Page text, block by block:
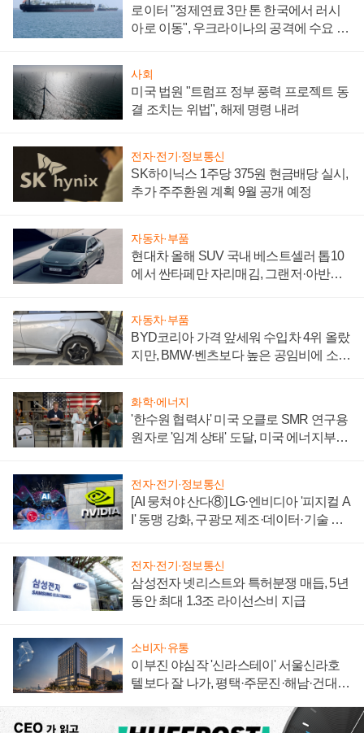
로이터 "정제연료 3만 톤 한국에서 러시
아로 이동", 우크라이나의 공격에 수요 늘
사회
미국 법원 "트럼프 정부 풍력 프로젝트 동
결 조치는 위법", 해제 명령 내려
전자·전기·정보통신
SK하이닉스 1주당 375원 현금배당 실시,
추가 주주환원 계획 9월 공개 예정
자동차·부품
현대차 올해 SUV 국내 베스트셀러 톱10
에서 싼타페만 자리매김, 그랜저·아반떼
자동차·부품
BYD코리아 가격 앞세워 수입차 4위 올랐
지만, BMW·벤츠보다 높은 공임비에 소비
화학·에너지
'한수원 협력사' 미국 오클로 SMR 연구용
원자로 '임계 상태' 도달, 미국 에너지부
전자·전기·정보통신
[AI 뭉쳐야 산다⑧] LG·엔비디아 '피지컬 A
I' 동맹 강화, 구광모 제조·데이터·기술 결
전자·전기·정보통신
삼성전자 넷리스트와 특허분쟁 매듭, 5년
동안 최대 1.3조 라이선스비 지급
소비자·유통
이부진 야심작 '신라스테이' 서울신라호
텔보다 잘 나가, 평택·주문진·해남·건대로